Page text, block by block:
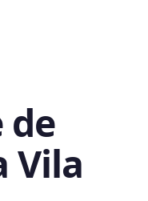
de
Vila